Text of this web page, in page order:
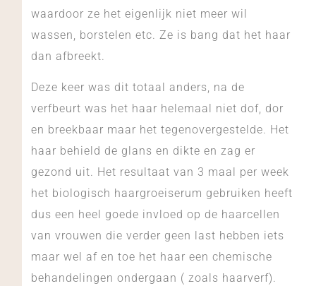
waardoor ze het eigenlijk niet meer wil
wassen, borstelen etc. Ze is bang dat het haar
dan afbreekt.
Deze keer was dit totaal anders, na de
verfbeurt was het haar helemaal niet dof, dor
en breekbaar maar het tegenovergestelde. Het
haar behield de glans en dikte en zag er
gezond uit. Het resultaat van 3 maal per week
het biologisch haargroeiserum gebruiken heeft
dus een heel goede invloed op de haarcellen
van vrouwen die verder geen last hebben iets
maar wel af en toe het haar een chemische
behandelingen ondergaan ( zoals haarverf).